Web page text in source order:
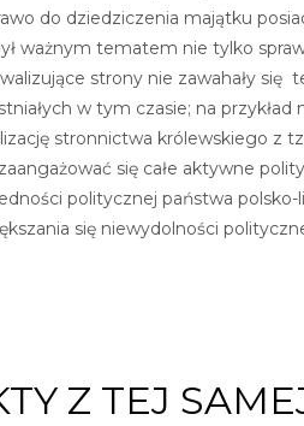
do dziedziczenia majątku
ważnym tematem nie tylko
strony nie zawahały się
w tym czasie; na
stronnictwa królewskiego z
się całe aktywne
politycznej państwa
się niewydolności
Z TEJ